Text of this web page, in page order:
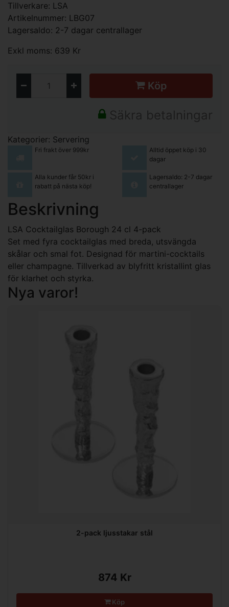
Tillverkare: LSA
Artikelnummer: LBG07
Lagersaldo: 2-7 dagar centrallager
Exkl moms: 639 Kr
Köp
Säkra betalningar
Kategorier: Servering
Fri frakt över 999kr
Alltid öppet köp i 30
dagar
Alla kunder får 50kr i
rabatt på nästa köp!
Lagersaldo: 2-7 dagar
centrallager
Beskrivning
LSA Cocktailglas Borough 24 cl 4-pack
Set med fyra cocktailglas med breda, utsvängda
skålar och smal fot. Designad för martini-cocktails
eller champagne. Tillverkad av blyfritt kristallint glas
för klarhet och styrka.
Nya varor!
2-pack ljusstakar stål
874 Kr
Köp